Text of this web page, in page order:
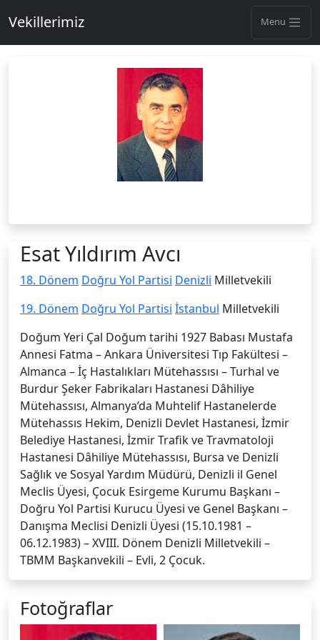
Vekillerimiz Menu
Esat Yıldırım Avcı
18. Dönem Doğru Yol Partisi Denizli Milletvekili
19. Dönem Doğru Yol Partisi İstanbul Milletvekili
Doğum Yeri Çal Doğum tarihi 1927 Babası Mustafa
Annesi Fatma – Ankara Üniversitesi Tıp Fakültesi –
Almanca – İç Hastalıkları Mütehassısı – Turhal ve
Burdur Şeker Fabrikaları Hastanesi Dâhiliye
Mütehassısı, Almanya’da Muhtelif Hastanelerde
Mütehassıs Hekim, Denizli Devlet Hastanesi, İzmir
Belediye Hastanesi, İzmir Trafik ve Travmatoloji
Hastanesi Dâhiliye Mütehassısı, Bursa ve Denizli
Sağlık ve Sosyal Yardım Müdürü, Denizli il Genel
Meclis Üyesi, Çocuk Esirgeme Kurumu Başkanı –
Doğru Yol Partisi Kurucu Üyesi ve Genel Başkanı –
Danışma Meclisi Denizli Üyesi (15.10.1981 –
06.12.1983) – XVIII. Dönem Denizli Milletvekili –
TBMM Başkanvekili – Evli, 2 Çocuk.
Fotoğraflar